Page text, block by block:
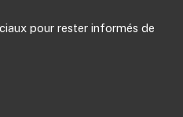
pour rester informés de